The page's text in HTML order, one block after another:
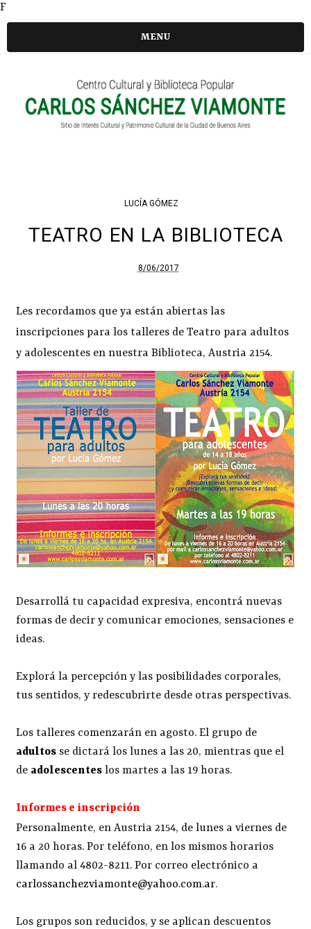
F
MENU
LUCÍA GÓMEZ
TEATRO EN LA BIBLIOTECA
8/06/2017
Les recordamos que ya están abiertas las
inscripciones para los talleres de Teatro para adultos
y adolescentes en nuestra Biblioteca, Austria 2154.
Desarrollá tu capacidad expresiva, encontrá nuevas
formas de decir y comunicar emociones, sensaciones e
ideas.
Explorá la percepción y las posibilidades corporales,
tus sentidos, y redescubrirte desde otras perspectivas.
Los talleres comenzarán en agosto. El grupo de
adultos se dictará los lunes a las 20, mientras que el
de adolescentes los martes a las 19 horas.
Informes e inscripción
Personalmente, en Austria 2154, de lunes a viernes de
16 a 20 horas. Por teléfono, en los mismos horarios
llamando al 4802-8211. Por correo electrónico a
carlossanchezviamonte@yahoo.com.ar.
Los grupos son reducidos, y se aplican descuentos